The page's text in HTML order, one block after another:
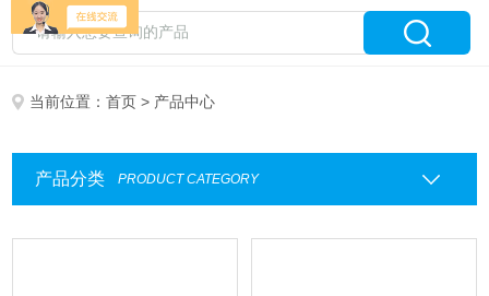
当前位置：首页 > 产品中心
产品分类 PRODUCT CATEGORY